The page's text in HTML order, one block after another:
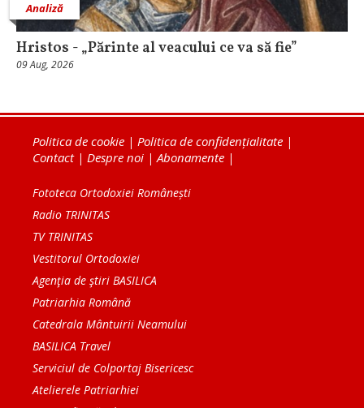
Analiză
Hristos - „Părinte al veacului ce va să fie”
09 Aug, 2026
Politica de cookie | Politica de confidențialitate |
Contact| Despre noi |Abonamente |
Fototeca Ortodoxiei Românești
Radio TRINITAS
TV TRINITAS
Vestitorul Ortodoxiei
Agenţia de ştiri BASILICA
Patriarhia Română
Catedrala Mântuirii Neamului
BASILICA Travel
Serviciul de Colportaj Bisericesc
Atelierele Patriarhiei